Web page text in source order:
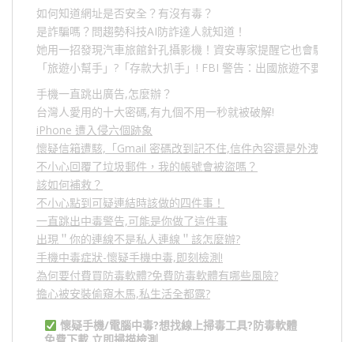
如何知道網址是否安全？有沒有毒？
是詐騙嗎？問趨勢科技AI防詐達人就知道！
她用一招發現汽車旅館針孔攝影機！資安專家提醒它也會駭人成
「旅遊小幫手」 ? 「存款大扒手」 ! FBI 警告：出國旅遊不要做的
手機一直跳出廣告,怎麼辦？
台灣人愛用的十大密碼,有九個不用一秒就被破解!
iPhone 遭入侵六個跡象
懷疑信箱遭駭,「Gmail 密碼改到記不住,信件內容還是外洩？」,
不小心回覆了垃圾郵件，我的帳號會被盜嗎？
該如何補救？
不小心點到可疑連結時該做的四件事！
一直跳出中毒警告,可能是你做了這件事
出現＂你的連線不是私人連線＂該怎麼辦?
手機中毒症狀-懷疑手機中毒,即刻檢測!
為何要付費買防毒軟體?免費防毒軟體有哪些風險?
擔心被安裝偷窺木馬,私生活全都露?
懷疑手機/電腦中毒?想找線上掃毒工具?防毒軟體